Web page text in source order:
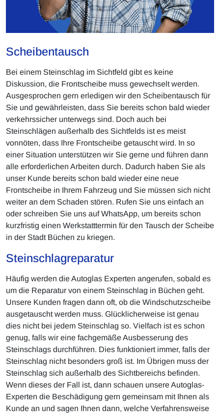
Scheibentausch
Bei einem Steinschlag im Sichtfeld gibt es keine
Diskussion, die Frontscheibe muss gewechselt werden.
Ausgesprochen gern erledigen wir den Scheibentausch für
Sie und gewährleisten, dass Sie bereits schon bald wieder
verkehrssicher unterwegs sind. Doch auch bei
Steinschlägen außerhalb des Sichtfelds ist es meist
vonnöten, dass Ihre Frontscheibe getauscht wird. In so
einer Situation unterstützen wir Sie gerne und führen dann
alle erforderlichen Arbeiten durch. Dadurch haben Sie als
unser Kunde bereits schon bald wieder eine neue
Frontscheibe in Ihrem Fahrzeug und Sie müssen sich nicht
weiter an dem Schaden stören. Rufen Sie uns einfach an
oder schreiben Sie uns auf WhatsApp, um bereits schon
kurzfristig einen Werkstatttermin für den Tausch der Scheibe
in der Stadt Büchen zu kriegen.
Steinschlagreparatur
Häufig werden die Autoglas Experten angerufen, sobald es
um die Reparatur von einem Steinschlag in Büchen geht.
Unsere Kunden fragen dann oft, ob die Windschutzscheibe
ausgetauscht werden muss. Glücklicherweise ist genau
dies nicht bei jedem Steinschlag so. Vielfach ist es schon
genug, falls wir eine fachgemäße Ausbesserung des
Steinschlags durchführen. Dies funktioniert immer, falls der
Steinschlag nicht besonders groß ist. Im Übrigen muss der
Steinschlag sich außerhalb des Sichtbereichs befinden.
Wenn dieses der Fall ist, dann schauen unsere Autoglas-
Experten die Beschädigung gern gemeinsam mit Ihnen als
Kunde an und sagen Ihnen dann, welche Verfahrensweise